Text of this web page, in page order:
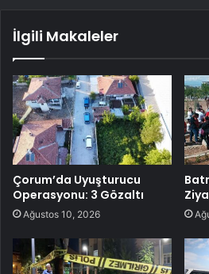
İlgili Makaleler
Çorum’da Uyuşturucu
Operasyonu: 3 Gözaltı
Ağustos 10, 2026